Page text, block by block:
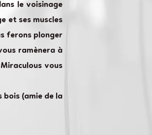
le voisinage
et ses muscles
ferons plonger
ramènera à
vous
bois (amie de la